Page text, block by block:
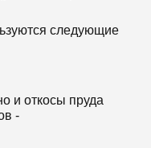
следующие
и откосы пруда
-